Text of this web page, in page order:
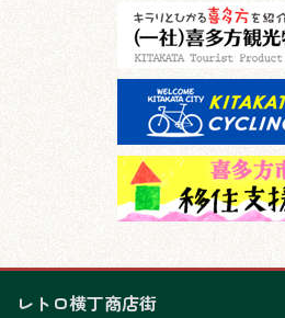
レトロ横丁商店街